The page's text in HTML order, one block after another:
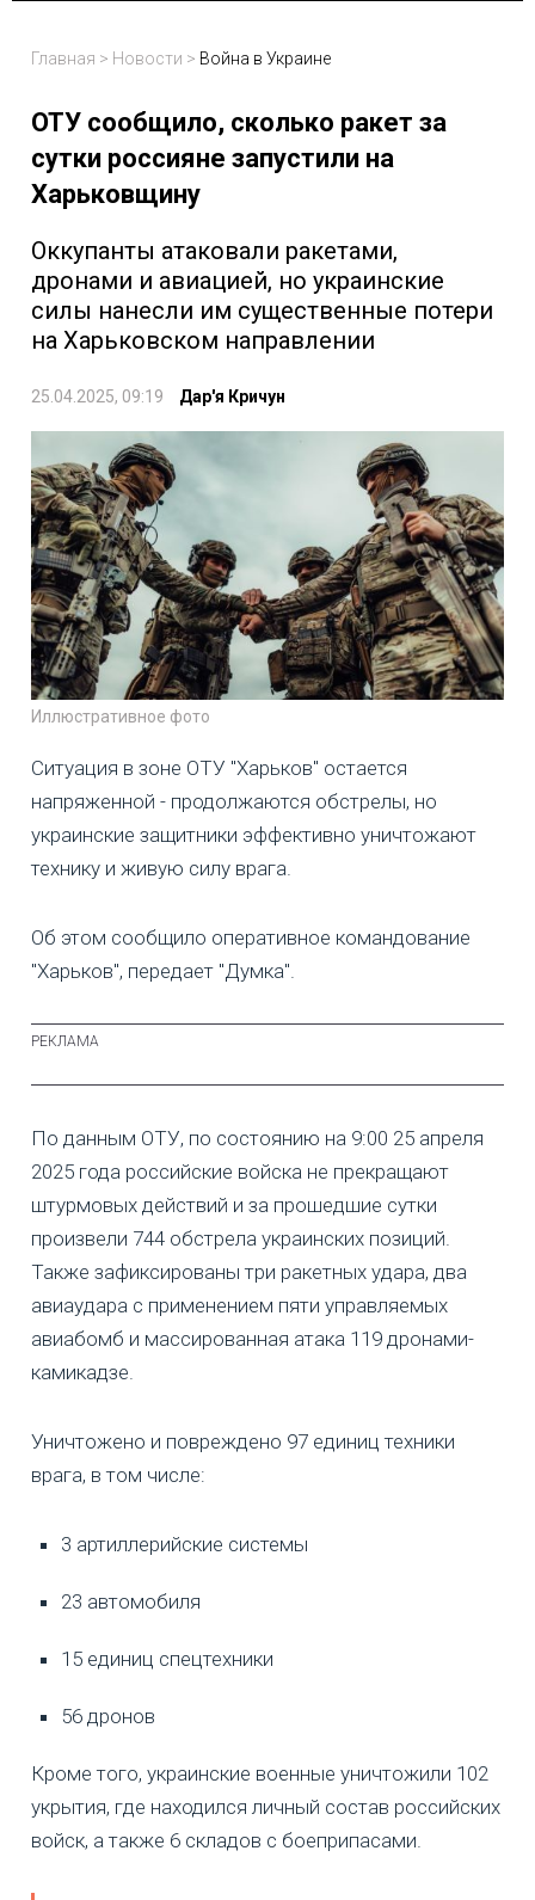
Главная > Новости > Война в Украине
ОТУ сообщило, сколько ракет за
сутки россияне запустили на
Харьковщину
Оккупанты атаковали ракетами,
дронами и авиацией, но украинские
силы нанесли им существенные потери
на Харьковском направлении
25.04.2025, 09:19 Дар'я Кричун
Иллюстративное фото
Ситуация в зоне ОТУ "Харьков" остается
напряженной - продолжаются обстрелы, но
украинские защитники эффективно уничтожают
технику и живую силу врага.
Об этом сообщило оперативное командование
"Харьков", передает "Думка".
По данным ОТУ, по состоянию на 9:00 25 апреля
2025 года российские войска не прекращают
штурмовых действий и за прошедшие сутки
произвели 744 обстрела украинских позиций.
Также зафиксированы три ракетных удара, два
авиаудара с применением пяти управляемых
авиабомб и массированная атака 119 дронами-
камикадзе.
Уничтожено и повреждено 97 единиц техники
врага, в том числе:
3 артиллерийские системы
23 автомобиля
15 единиц спецтехники
56 дронов
Кроме того, украинские военные уничтожили 102
укрытия, где находился личный состав российских
войск, а также 6 складов с боеприпасами.